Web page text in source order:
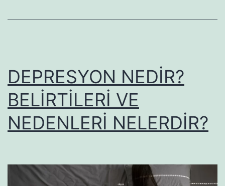
DEPRESYON NEDİR?
BELİRTİLERİ VE
NEDENLERİ NELERDİR?